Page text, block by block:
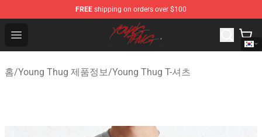
FREE shipping on orders over $100
Open menu
Young Thug Shop - Official Young Thug Merchandise
홈/Young Thug 제품정보/Young Thug T-셔츠